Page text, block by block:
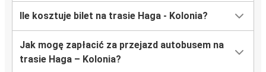
Ile kosztuje bilet na trasie Haga - Kolonia?
Jak mogę zapłacić za przejazd autobusem na
trasie Haga – Kolonia?